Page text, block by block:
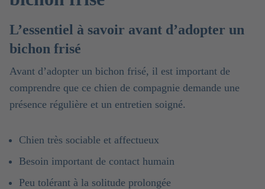
L’essentiel à savoir avant d’adopter un
bichon frisé
Avant d’adopter un bichon frisé, il est important de
comprendre que ce chien de compagnie demande une
présence régulière et un entretien soigné.
Chien très sociable et affectueux
Besoin important de contact humain
Peu tolérant à la solitude prolongée